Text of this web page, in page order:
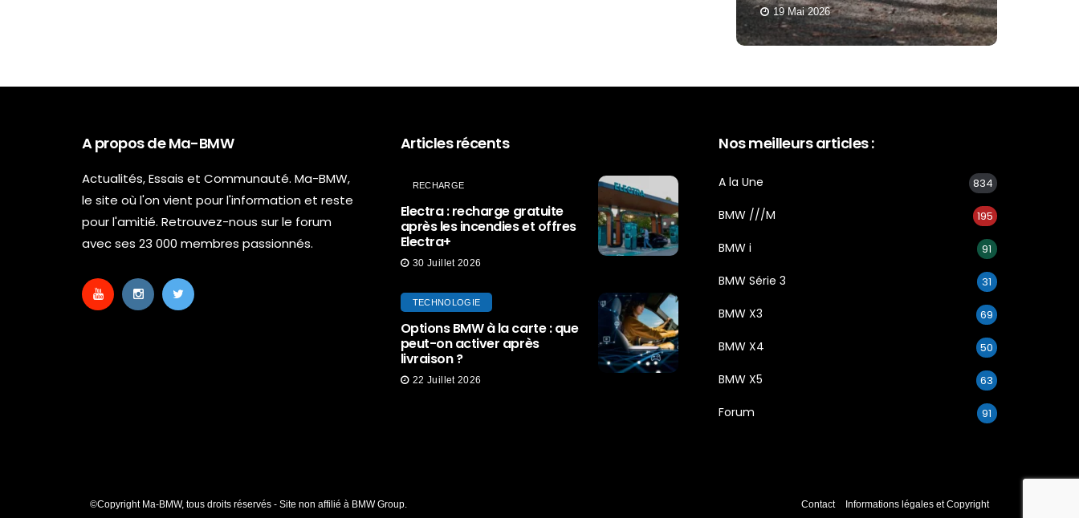
19 Mai 2026
A propos de Ma-BMW
Actualités, Essais et Communauté. Ma-BMW,
le site où l'on vient pour l'information et reste
pour l'amitié. Retrouvez-nous sur le forum
avec ses 23 000 membres passionnés.
Articles récents
RECHARGE
Electra : recharge gratuite
après les incendies et offres
Electra+
30 Juillet 2026
TECHNOLOGIE
Options BMW à la carte : que
peut-on activer après
livraison ?
22 Juillet 2026
Nos meilleurs articles :
A la Une 834
BMW ///M 195
BMW i 91
BMW Série 3 31
BMW X3 69
BMW X4 50
BMW X5 63
Forum 91
©Copyright Ma-BMW, tous droits réservés - Site non affilié à BMW Group. Contact Informations légales et Copyright